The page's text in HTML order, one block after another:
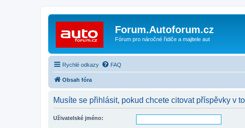
Forum.Autoforum.cz
Fórum pro náročné řidiče a majitele aut
Rychlé odkazy FAQ
Obsah fóra
Musíte se přihlásit, pokud chcete citovat příspěvky v
Uživatelské jméno: